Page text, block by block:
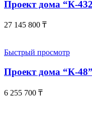
Проект дома “К-
27 145 800 ₸
Быстрый просмотр
Проект дома “К-
6 255 700 ₸